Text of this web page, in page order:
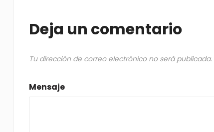
Deja un comentario
Tu dirección de correo electrónico no será publicada.
Mensaje